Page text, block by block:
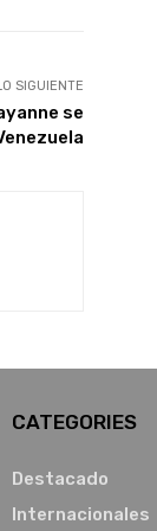
SIGUIENTE
se
CATEGORIES
Destacado
Internacionales